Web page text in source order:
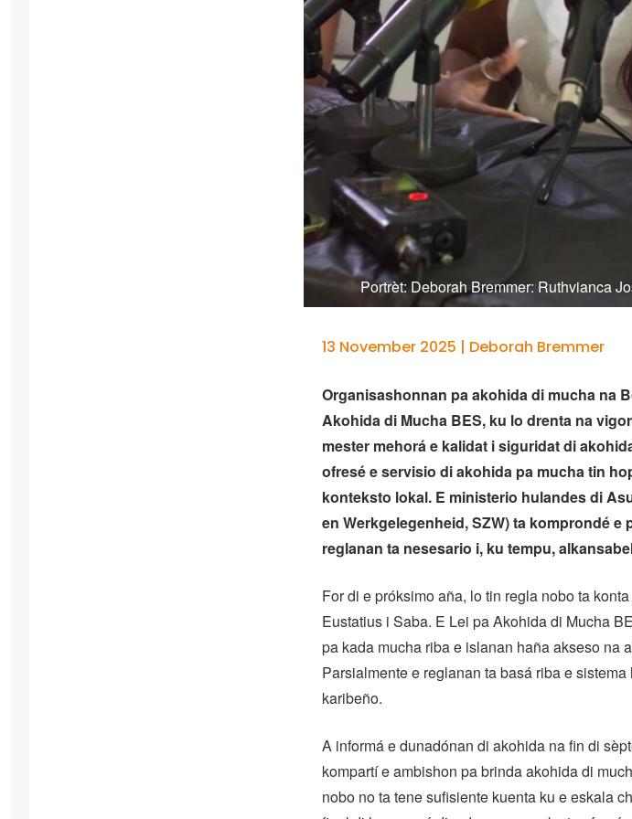
Portrèt: Deborah Bremmer: Ruthvianca
13 November 2025 | Deborah Bremmer
Organisashonnan pa akohida di mucha na
Akohida di Mucha BES, ku lo drenta na
mester mehorá e kalidat i siguridat di
ofresé e servisio di akohida pa mucha tin
konteksto lokal. E ministerio hulandes di
en Werkgelegenheid, SZW) ta komprondé
reglanan ta nesesario i, ku tempu,
For di e próksimo aña, lo tin regla nobo ta
Eustatius i Saba. E Lei pa Akohida di Mucha
pa kada mucha riba e islanan haña akseso na
Parsialmente e reglanan ta basá riba e
karibeño.
A informá e dunadónan di akohida na fin di
kompartí e ambishon pa brinda akohida di
nobo no ta tene sufisiente kuenta ku e eskala